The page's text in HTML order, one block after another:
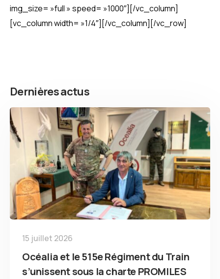
img_size= »full » speed= »1000″][/vc_column]
[vc_column width= »1/4″][/vc_column][/vc_row]
Dernières actus
15 juillet 2026
Océalia et le 515e Régiment du Train
s’unissent sous la charte PROMILES